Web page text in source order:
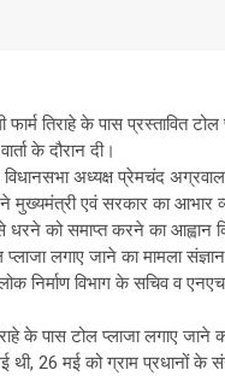
फार्म तिराहे के पास
के दौरान दी।
अध्यक्ष प्रेमचंद अग्रवाल
ने मुख्यमंत्री एवं सरकार का
को समाप्त करने का आह्वान
प्लाजा लगाए जाने का मामला
लोक निर्माण विभाग के सचिव व
के पास टोल प्लाजा लगाए
थी, 26 मई को ग्राम प्रधानों